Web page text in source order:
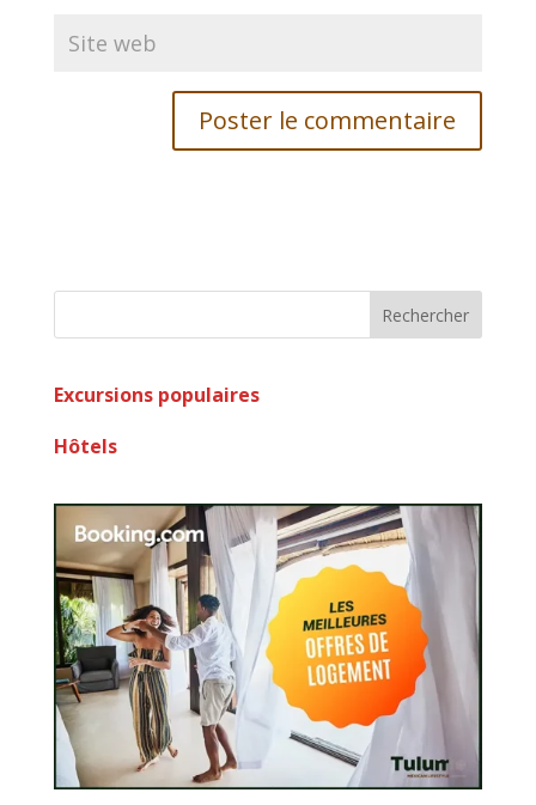
Rechercher
Excursions populaires
Hôtels